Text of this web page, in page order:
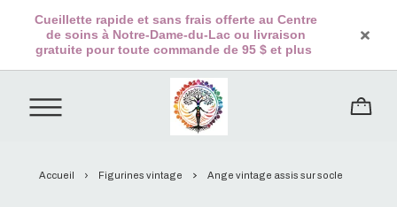
Cueillette rapide et sans frais offerte au Centre
de soins à Notre-Dame-du-Lac ou livraison
gratuite pour toute commande de 95 $ et plus
Accueil Figurines vintage Ange vintage assis sur socle